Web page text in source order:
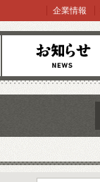
お知らせ
企業情報